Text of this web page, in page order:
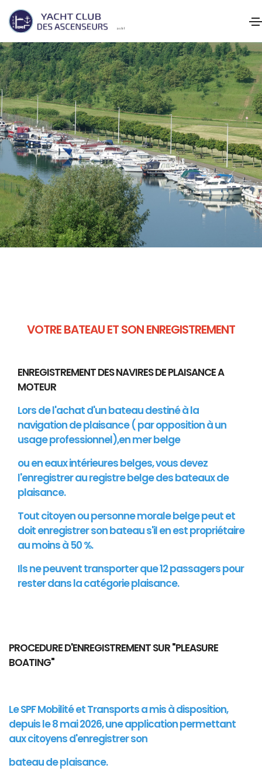
VOTRE BATEAU ET SON ENREGISTREMENT
ENREGISTREMENT DES NAVIRES DE PLAISANCE A
MOTEUR
Lors de l'achat d'un bateau destiné à la
navigation de plaisance ( par opposition à un
usage professionnel),en mer belge
ou en eaux intérieures belges, vous devez
l'enregistrer au registre belge des bateaux de
plaisance.
Tout citoyen ou personne morale belge peut et
doit enregistrer son bateau s'il en est propriétaire
au moins à 50 %.
Ils ne peuvent transporter que 12 passagers pour
rester dans la catégorie plaisance.
PROCEDURE D'ENREGISTREMENT SUR "PLEASURE
BOATING"
Le SPF Mobilité et Transports a mis à disposition,
depuis le 8 mai 2026, une application permettant
aux citoyens d'enregistrer son
bateau de plaisance.